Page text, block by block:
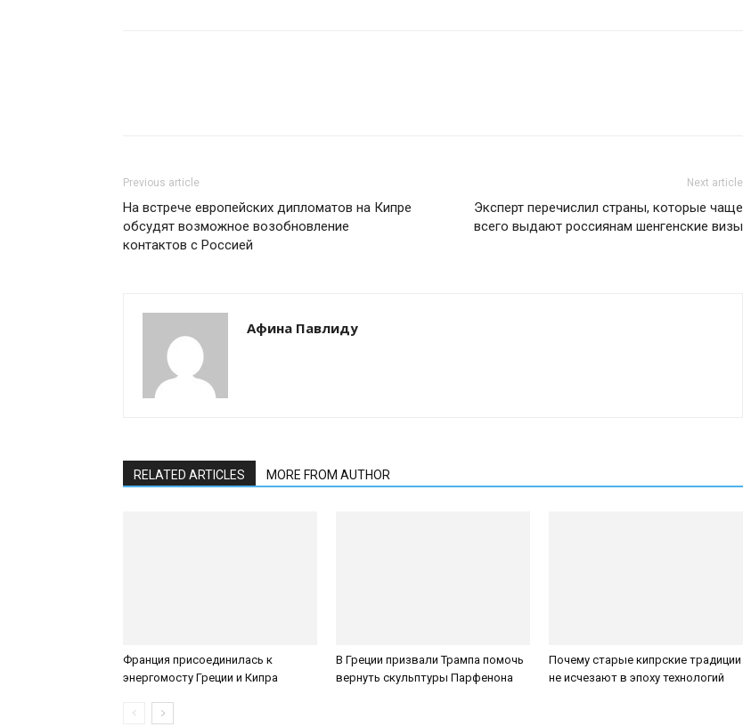
Previous article
На встрече европейских дипломатов на Кипре
обсудят возможное возобновление
контактов с Россией
Next article
Эксперт перечислил страны, которые чаще
всего выдают россиянам шенгенские визы
Афина Павлиду
RELATED ARTICLES MORE FROM AUTHOR
Франция присоединилась к
энергомосту Греции и Кипра
В Греции призвали Трампа помочь
вернуть скульптуры Парфенона
Почему старые кипрские традиции
не исчезают в эпоху технологий